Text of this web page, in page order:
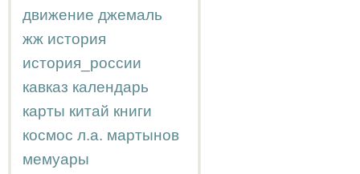
движение джемаль
жж история
история_россии
кавказ календарь
карты китай книги
космос л.а. мартынов
мемуары